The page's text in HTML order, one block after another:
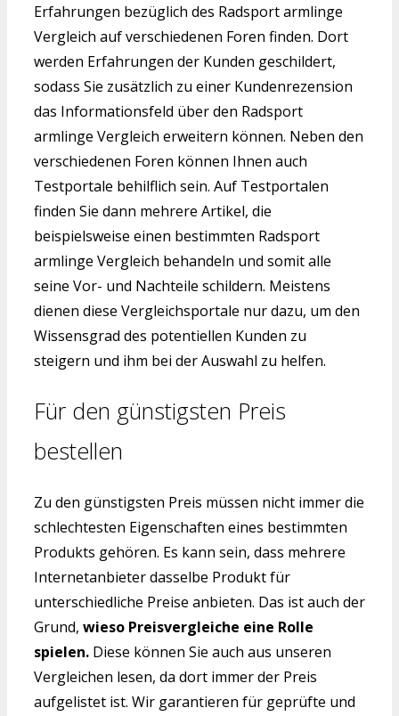
Erfahrungen bezüglich des Radsport armlinge
Vergleich auf verschiedenen Foren finden. Dort
werden Erfahrungen der Kunden geschildert,
sodass Sie zusätzlich zu einer Kundenrezension
das Informationsfeld über den Radsport
armlinge Vergleich erweitern können. Neben den
verschiedenen Foren können Ihnen auch
Testportale behilflich sein. Auf Testportalen
finden Sie dann mehrere Artikel, die
beispielsweise einen bestimmten Radsport
armlinge Vergleich behandeln und somit alle
seine Vor- und Nachteile schildern. Meistens
dienen diese Vergleichsportale nur dazu, um den
Wissensgrad des potentiellen Kunden zu
steigern und ihm bei der Auswahl zu helfen.
Für den günstigsten Preis
bestellen
Zu den günstigsten Preis müssen nicht immer die
schlechtesten Eigenschaften eines bestimmten
Produkts gehören. Es kann sein, dass mehrere
Internetanbieter dasselbe Produkt für
unterschiedliche Preise anbieten. Das ist auch der
Grund, wieso Preisvergleiche eine Rolle
spielen. Diese können Sie auch aus unseren
Vergleichen lesen, da dort immer der Preis
aufgelistet ist. Wir garantieren für geprüfte und